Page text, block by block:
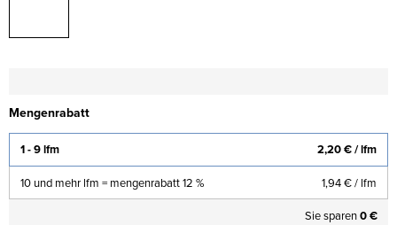
Mengenrabatt
1 - 9 lfm 2,20 €/ lfm
10 und mehr lfm = mengenrabatt 12 % 1,94 €/ lfm
Sie sparen0 €